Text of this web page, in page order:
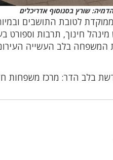
שורץ בסנוסוף אדריכלים
לטובת התושבים
חינוך, תרבות וספורט
המשפחה בלב העשייה
בלב הדר: מרכז משפחות